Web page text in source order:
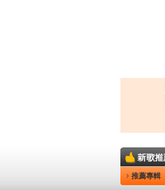
推薦專輯